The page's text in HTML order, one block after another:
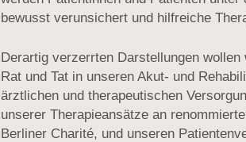
bewusst verunsichert und hilfreiche
Derartig verzerrten Darstellungen
Rat und Tat in unseren Akut- und
ärztlichen und therapeutischen
unserer Therapieansätze an
Berliner Charité, und unseren